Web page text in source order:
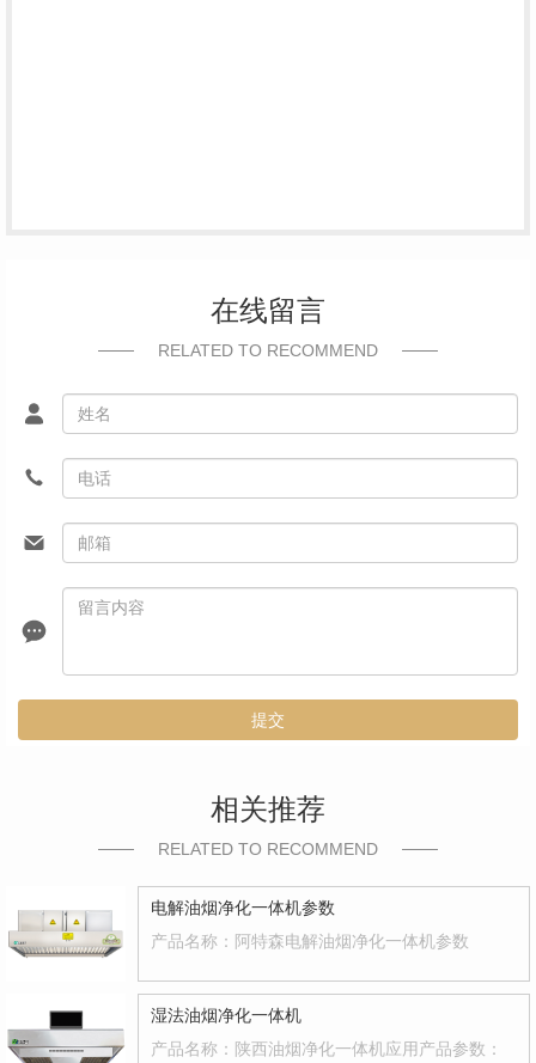
在线留言
RELATED TO RECOMMEND
提交
相关推荐
RELATED TO RECOMMEND
电解油烟净化一体机参数
产品名称：阿特森电解油烟净化一体机参数
湿法油烟净化一体机
产品名称：陕西油烟净化一体机应用产品参数：